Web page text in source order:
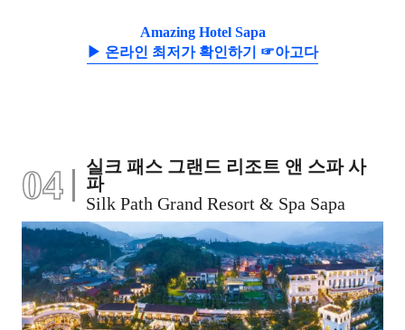
Amazing Hotel Sapa
▶ 온라인 최저가 확인하기 ☞아고다
04
실크 패스 그랜드 리조트 앤 스파 사
파
Silk Path Grand Resort & Spa Sapa